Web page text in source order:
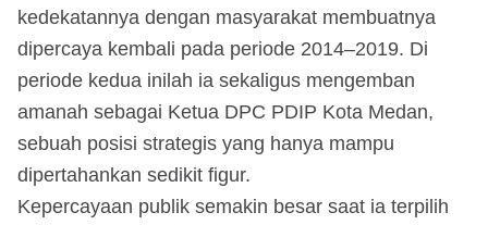
kedekatannya dengan masyarakat membuatnya
dipercaya kembali pada periode 2014–2019. Di
periode kedua inilah ia sekaligus mengemban
amanah sebagai Ketua DPC PDIP Kota Medan,
sebuah posisi strategis yang hanya mampu
dipertahankan sedikit figur.
Kepercayaan publik semakin besar saat ia terpilih